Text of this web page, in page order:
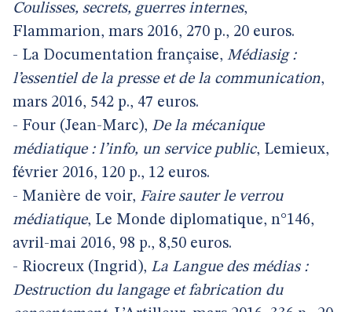
Coulisses, secrets, guerres internes,
Flammarion, mars 2016, 270 p., 20 euros.
- La Documentation française, Médiasig :
l’essentiel de la presse et de la communication,
mars 2016, 542 p., 47 euros.
- Four (Jean-Marc), De la mécanique
médiatique : l’info, un service public, Lemieux,
février 2016, 120 p., 12 euros.
- Manière de voir, Faire sauter le verrou
médiatique, Le Monde diplomatique, n°146,
avril-mai 2016, 98 p., 8,50 euros.
- Riocreux (Ingrid), La Langue des médias :
Destruction du langage et fabrication du